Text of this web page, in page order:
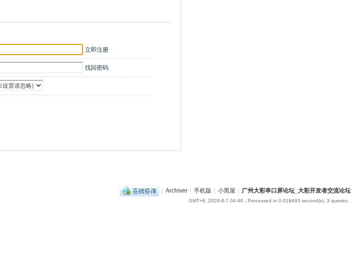
立即注册
找回密码
| Archiver | 手机版 | 小黑屋 | 广州大彩串口屏论坛_大彩开发者交流论坛
GMT+8, 2026-8-7 04:40 , Processed in 0.018493 second(s), 3 queries .